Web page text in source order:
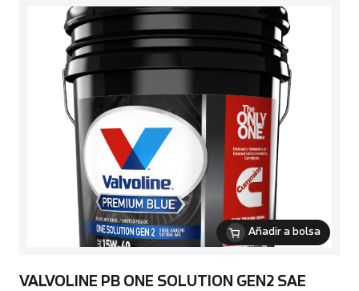
Añadir a bolsa
VALVOLINE PB ONE SOLUTION GEN2 SAE